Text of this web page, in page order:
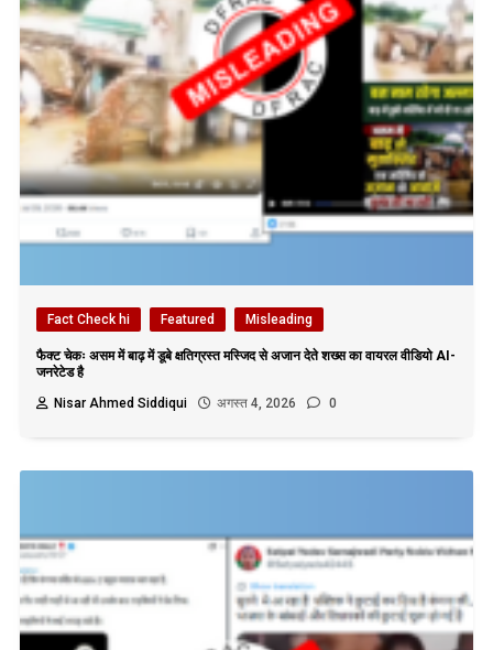
Fact Check hi Featured Misleading
फैक्ट चेकः असम में बाढ़ में डूबे क्षतिग्रस्त मस्जिद से अजान देते शख्स का वायरल वीडियो AI-
जनरेटेड है
Nisar Ahmed Siddiqui
अगस्त 4, 2026 0